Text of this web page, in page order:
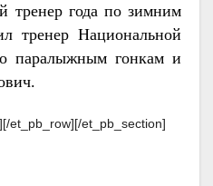
года по зимним
тренер Национальной
паралыжным гонкам и
et_pb_row][/et_pb_section]